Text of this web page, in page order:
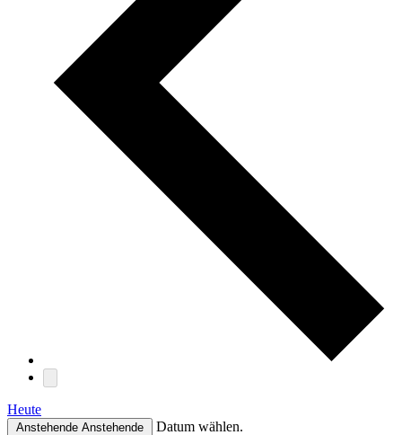
Heute
Anstehende Anstehende Datum wählen.